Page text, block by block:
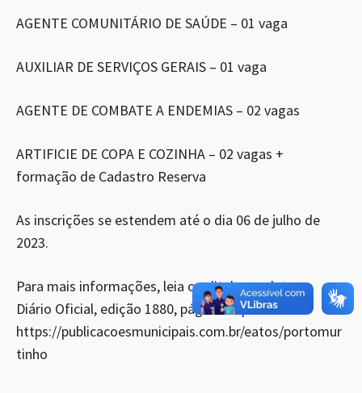
AGENTE COMUNITÁRIO DE SAÚDE – 01 vaga
AUXILIAR DE SERVIÇOS GERAIS – 01 vaga
AGENTE DE COMBATE A ENDEMIAS – 02 vagas
ARTIFICIE DE COPA E COZINHA – 02 vagas +
formação de Cadastro Reserva
As inscrições se estendem até o dia 06 de julho de
2023.
Para mais informações, leia o edital completo no
Diário Oficial, edição 1880, página 12 pelo link:
https://publicacoesmunicipais.com.br/eatos/portomur
tinho